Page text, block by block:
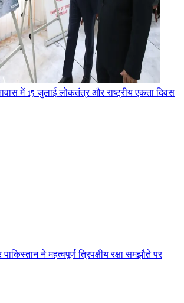
में 15 जुलाई लोकतंत्र और राष्ट्रीय एकता दिवस
ने महत्वपूर्ण त्रिपक्षीय रक्षा समझौते पर